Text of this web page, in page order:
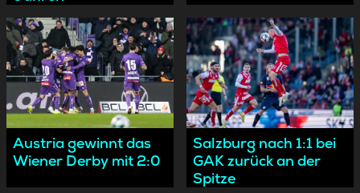
Austria gewinnt das
Wiener Derby mit 2:0
Salzburg nach 1:1 bei
GAK zurück an der
Spitze